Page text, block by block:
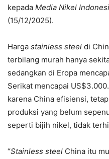
kepada Media Nikel
(15/12/2025).
Harga stainless steel di
terbilang murah hanya
sedangkan di Eropa
Serikat mencapai
karena China efisiensi,
produksi yang belum
seperti bijih nikel, tidak
“Stainless steel China itu